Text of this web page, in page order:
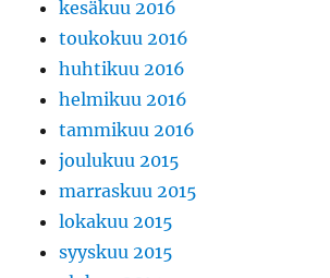
kesäkuu 2016
toukokuu 2016
huhtikuu 2016
helmikuu 2016
tammikuu 2016
joulukuu 2015
marraskuu 2015
lokakuu 2015
syyskuu 2015